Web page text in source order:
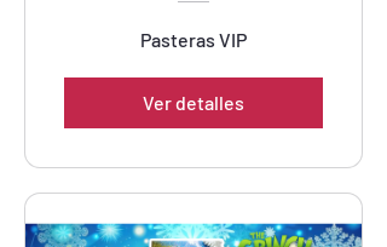
Pasteras VIP
Ver detalles